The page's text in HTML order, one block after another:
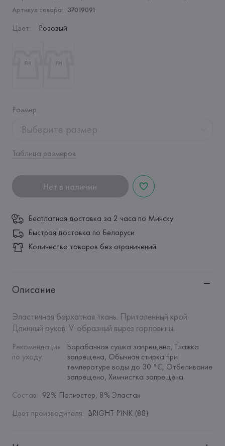
Артикул товара: 37019091
Цвет: Розовый
Размер:
Выберите размер
Таблица размеров
Нет в наличии
Бесплатная доставка за 2 часа по Минску
Быстрая доставка по Беларуси
Количество товаров без ограничений
Описание
Эластичная бархатная ткань. Приталенный крой.
Длинный рукав. V-образный вырез горловины.
Рекомендация
по уходу:
Барабанная сушка запрещена, Глажка
запрещена, Обычная стирка при
температуре воды до 30 °C, Отбеливание
запрещено, Химчистка запрещена
Состав: 92% Полиэстер, 8% Эластан
Цвет производителя: BRIGHT PINK (88)